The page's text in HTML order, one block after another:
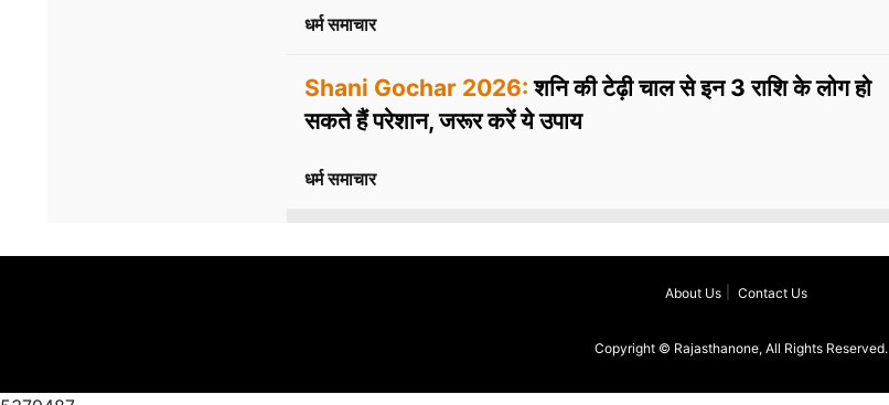
धर्म समाचार
Shani Gochar 2026: शनि की टेढ़ी चाल से इन 3 राशि के लोग हो
सकते हैं परेशान, जरूर करें ये उपाय
धर्म समाचार
About Us Contact Us
Copyright © Rajasthanone, All Rights Reserved.